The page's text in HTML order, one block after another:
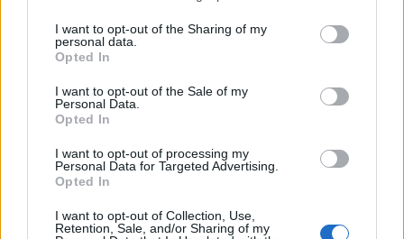
I want to opt-out of the Sharing of my
personal data.
Opted In
I want to opt-out of the Sale of my
Personal Data.
Opted In
I want to opt-out of processing my
Personal Data for Targeted Advertising.
Opted In
I want to opt-out of Collection, Use,
Retention, Sale, and/or Sharing of my
εσωτερικό προσιδιάζει περισσότερο σε ένα
κομψό σαλόνι καφέ που βρίσκεται σε ένα
διαστημόπλοιο, προκαλώντας για επιδόσεις,
παρά σε μια παραδοσιακή καμπίνα
προσφέρει η ολοκαίνουργια πλατφόρμα EV της
εταιρείας, επέτρεψαν στο Ariya να προσφέρει
μια από τις πιο ευρύχωρες καμπίνες στην